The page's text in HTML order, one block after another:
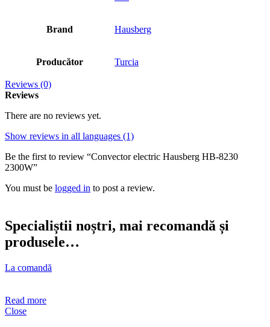
Brand Hausberg
Producător Turcia
Reviews (0)
Reviews
There are no reviews yet.
Show reviews in all languages (1)
Be the first to review “Convector electric Hausberg HB-8230
2300W”
You must be logged in to post a review.
Specialiștii noștri, mai recomandă și
produsele…
La comandă
Read more
Close